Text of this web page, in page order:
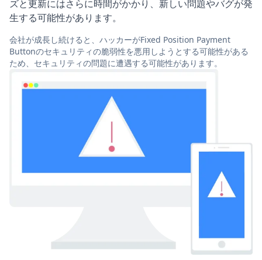
ズと更新にはさらに時間がかかり、新しい問題やバグが発
生する可能性があります。
会社が成長し続けると、ハッカーがFixed Position Payment
Buttonのセキュリティの脆弱性を悪用しようとする可能性がある
ため、セキュリティの問題に遭遇する可能性があります。